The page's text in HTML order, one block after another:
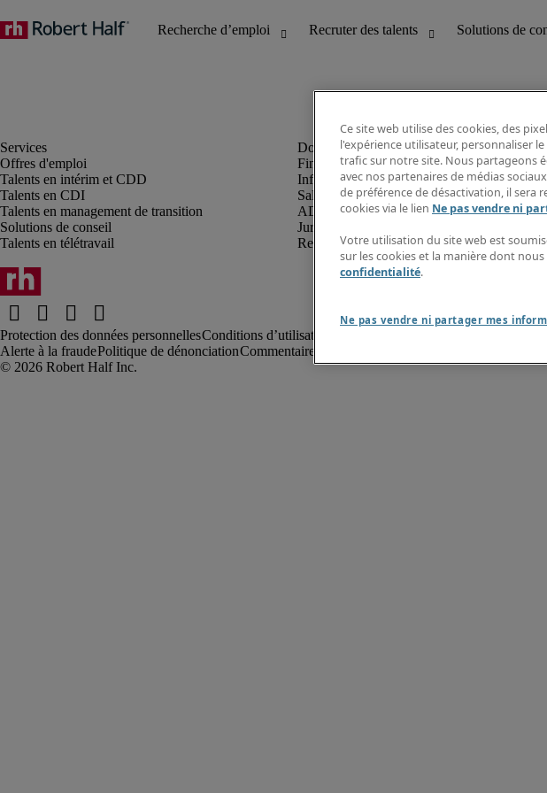
Offres d'emploi
Talents en intérim et CDD
Talents en CDI
Talents en management de transition
Solutions de conseil
Talents en télétravail
Finance et comptabilité
Informatique et IT
Sales et marketing
ADV, supply et performance client
Juridique et fiscal
Ressources humaines et paie
Protection des données personnellesConditions d’utilisation
Alerte à la fraudePolitique de dénonciationCommentaires au webmaster
Ce site web utilise des cookies, des
l'expérience utilisateur, personnaliser
trafic sur notre site. Nous partageons
avec nos partenaires de médias
de préférence de désactivation, il sera
cookies via le lien Ne pas vendre ni
Votre utilisation du site web est
sur les cookies et la manière dont
confidentialité.
Ne pas vendre ni partager mes